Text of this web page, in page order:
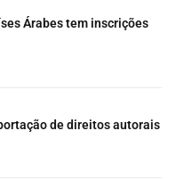
Árabes tem inscrições
de direitos autorais